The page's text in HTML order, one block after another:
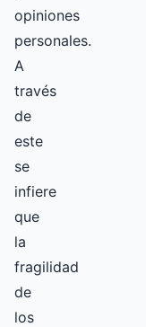
opiniones
personales.
A
través
de
este
se
infiere
que
la
fragilidad
de
los